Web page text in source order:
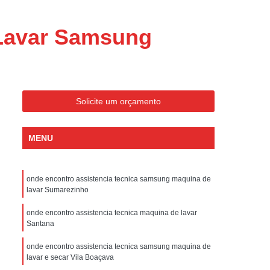
Portatil Philco
Tipo Portatil
Condicionado Portatil Philco
Ar Condicionado Portatil
Assistencia Tecnica Electrolux Geladeira
Tecnica Geladeira Electrolux
Electrolux Assistencia Tecnica Geladeira
Geladeira Assistencia Tecnica
Assistencia Tecnica Electrolux Refrigerador
Samsung
Solicite um orçamento
MENU
onde encontro assistencia tecnica samsung maquina de
lavar Sumarezinho
onde encontro assistencia tecnica maquina de lavar
Santana
onde encontro assistencia tecnica samsung maquina de
lavar e secar Vila Boaçava